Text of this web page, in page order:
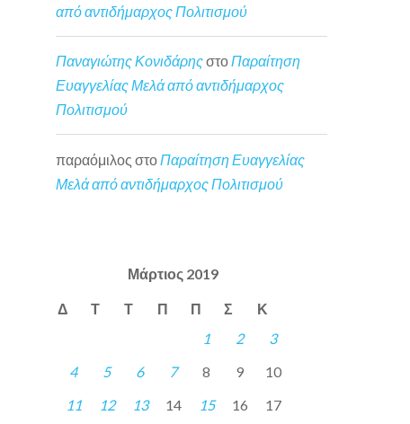
από αντιδήμαρχος Πολιτισμού
Παναγιώτης ΚονιδάρηςστοΠαραίτηση
Ευαγγελίας Μελά από αντιδήμαρχος
Πολιτισμού
παραόμιλος στο Παραίτηση Ευαγγελίας
Μελά από αντιδήμαρχος Πολιτισμού
Μάρτιος 2019
Δ Τ Τ Π Π Σ Κ
1 2
3
4
5 6 7 8 9
10
11
12 13 14 15 16
17